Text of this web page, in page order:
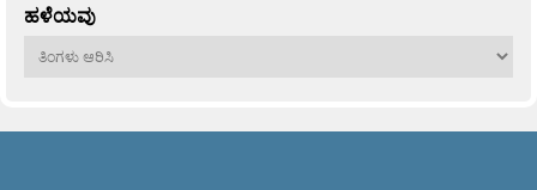
ಹಳೆಯವು
ಹಳೆಯವು